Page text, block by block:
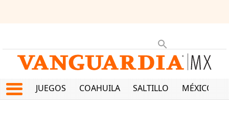
JUEGOS COAHUILA SALTILLO MÉXICO